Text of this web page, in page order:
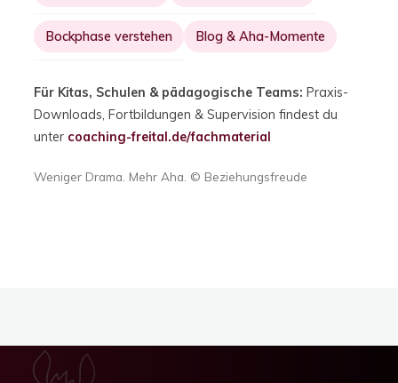
Bockphase verstehen Blog & Aha-Momente
Für Kitas, Schulen & pädagogische Teams: Praxis-
Downloads, Fortbildungen & Supervision findest du
unter coaching-freital.de/fachmaterial
Weniger Drama. Mehr Aha. © Beziehungsfreude